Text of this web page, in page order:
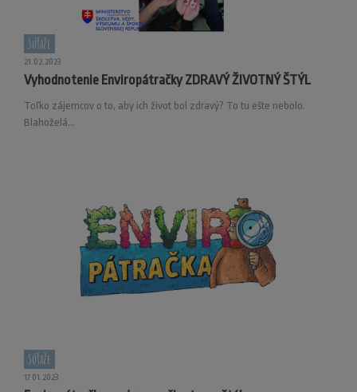
Súťaže
21.02.2023
Vyhodnotenie Enviropátračky ZDRAVÝ ŽIVOTNÝ ŠTÝL
Toľko zájemcov o to, aby ich život bol zdravý? To tu ešte nebolo.
Blahoželá...
Súťaže
17.01.2023